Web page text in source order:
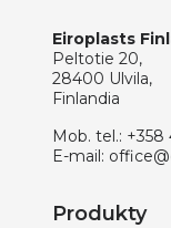
Eiroplasts
Peltotie 20,
28400 Ulvila,
Finlandia
Mob. tel.: +358
E-mail:
Produkty